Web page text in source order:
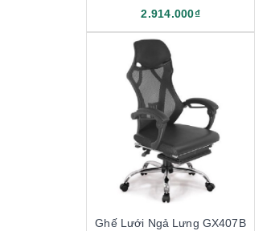
2.914.000₫
Ghế Lưới Ngả Lưng GX407B